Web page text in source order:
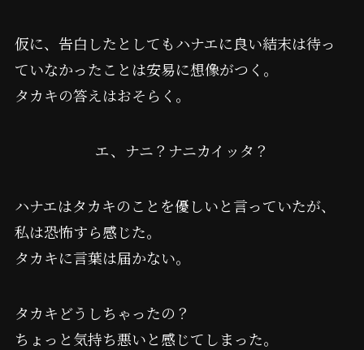
仮に、告白したとしてもハナエに良い結末は待っ
ていなかったことは安易に想像がつく。
タカキの答えはおそらく。
エ、ナニ？ナニカイッタ？
ハナエはタカキのことを優しいと言っていたが、
私は恐怖すら感じた。
タカキに言葉は届かない。
タカキどうしちゃったの？
ちょっと気持ち悪いと感じてしまった。